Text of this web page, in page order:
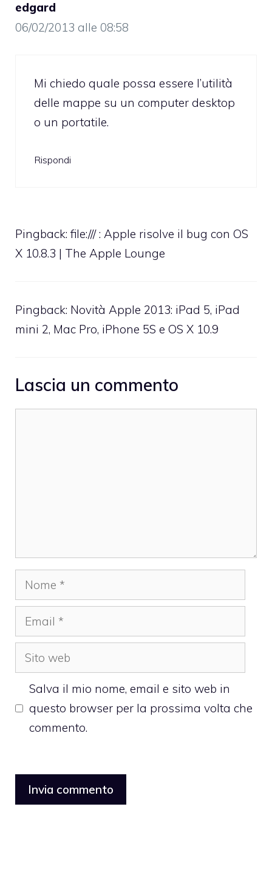
edgard
06/02/2013 alle 08:58
Mi chiedo quale possa essere l’utilità
delle mappe su un computer desktop
o un portatile.
Rispondi
Pingback: file:/// : Apple risolve il bug con OS
X 10.8.3 | The Apple Lounge
Pingback: Novità Apple 2013: iPad 5, iPad
mini 2, Mac Pro, iPhone 5S e OS X 10.9
Lascia un commento
Nome
Email
Sito
web
Salva il mio nome, email e sito web in
questo browser per la prossima volta che
commento.